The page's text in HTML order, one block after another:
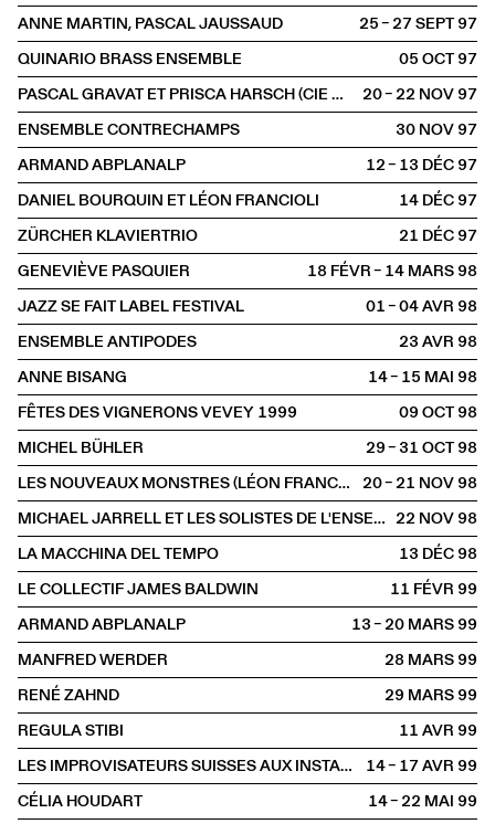
ANNE MARTIN, PASCAL JAUSSAUD
25 – 27 SEPT1997
QUINARIO BRASS ENSEMBLE
05 OCT1997
PASCAL GRAVAT ET PRISCA HARSCH (CIE QUIVALA)
20 – 22 NOV1997
ENSEMBLE CONTRECHAMPS
30 NOV1997
ARMAND ABPLANALP
12 – 13 DÉC1997
DANIEL BOURQUIN ET LÉON FRANCIOLI
14 DÉC1997
ZÜRCHER KLAVIERTRIO
21 DÉC1997
GENEVIÈVE PASQUIER
18 FÉVR – 14 MARS1998
JAZZ SE FAIT LABEL FESTIVAL
01 – 04 AVR1998
ENSEMBLE ANTIPODES
23 AVR1998
ANNE BISANG
14 – 15 MAI1998
FÊTES DES VIGNERONS VEVEY 1999
09 OCT1998
MICHEL BÜHLER
29 – 31 OCT1998
LES NOUVEAUX MONSTRES (LÉON FRANCIOLI, DANIEL BOURQUIN)
20 – 21 NOV1998
MICHAEL JARRELL ET LES SOLISTES DE L'ENSEMBLE INTERCONTEMPORAIN 22 NOV1998
LA MACCHINA DEL TEMPO
13 DÉC1998
LE COLLECTIF JAMES BALDWIN
11 FÉVR1999
ARMAND ABPLANALP
13 – 20 MARS1999
MANFRED WERDER
28 MARS1999
RENÉ ZAHND
29 MARS1999
REGULA STIBI
11 AVR1999
LES IMPROVISATEURS SUISSES AUX INSTANTS CHAVIRÉS
14 – 17 AVR1999
CÉLIA HOUDART
14 – 22 MAI1999